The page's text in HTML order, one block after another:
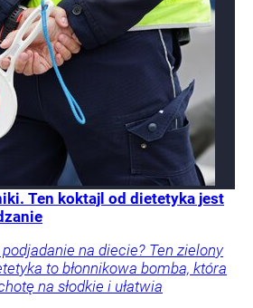
Ten koktajl od dietetyka jest
na diecie? Ten zielony
to błonnikowa bomba, która
na słodkie i ułatwia